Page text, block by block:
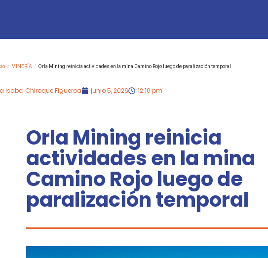
/ MINERÍA / Orla Mining reinicia actividades en la mina Camino Rojo luego de paralización temporal
Isabel Chiroque Figueroa junio 5, 2026 12:10 pm
Orla Mining reinicia
actividades en la mina
Camino Rojo luego de
paralización temporal